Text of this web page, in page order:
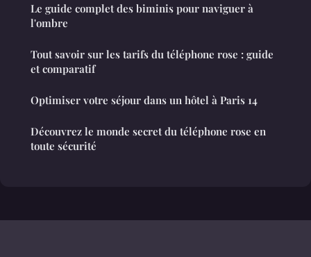
Le guide complet des biminis pour naviguer à
l'ombre
Tout savoir sur les tarifs du téléphone rose : guide
et comparatif
Optimiser votre séjour dans un hôtel à Paris 14
Découvrez le monde secret du téléphone rose en
toute sécurité